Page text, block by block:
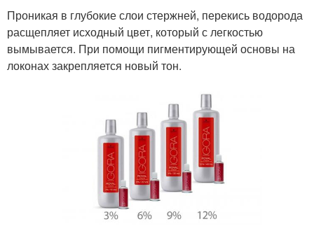
Проникая в глубокие слои стержней, перекись водорода
расщепляет исходный цвет, который с легкостью
вымывается. При помощи пигментирующей основы на
локонах закрепляется новый тон.